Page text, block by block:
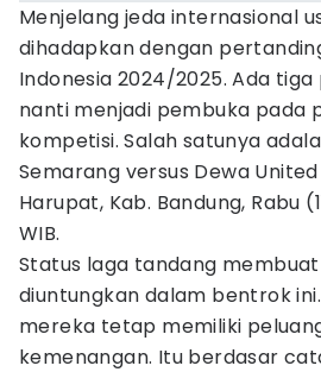
Menjelang jeda internasional
dihadapkan dengan
Indonesia 2024/2025. Ada
nanti menjadi pembuka pada
kompetisi. Salah satunya
Semarang versus Dewa
Harupat, Kab. Bandung, Rabu
WIB.
Status laga tandang membuat
diuntungkan dalam bentrok
mereka tetap memiliki
kemenangan. Itu berdasar